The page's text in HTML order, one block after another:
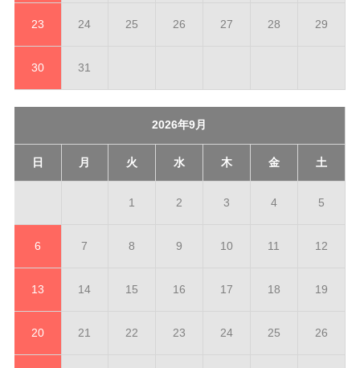
23 24 25 26 27 28 29
30 31
2026年9月
日 月 火 水 木 金 土
1 2 3 4 5
6 7 8 9 10 11 12
13 14 15 16 17 18 19
20 21 22 23 24 25 26